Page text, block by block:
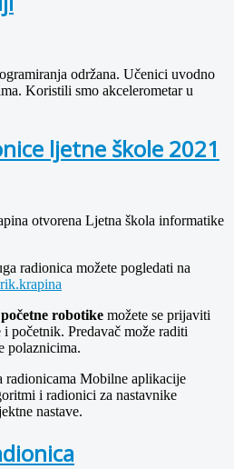
održana. Učenici uvodno
Koristili smo akcelerometar u
ljetne škole 2021
otvorena Ljetna škola informatike
radionica možete pogledati na
početne robotike možete se prijaviti
početnik. Predavač može raditi
polaznicima.
radionicama Mobilne aplikacije
i radionici za nastavnike
nastave.